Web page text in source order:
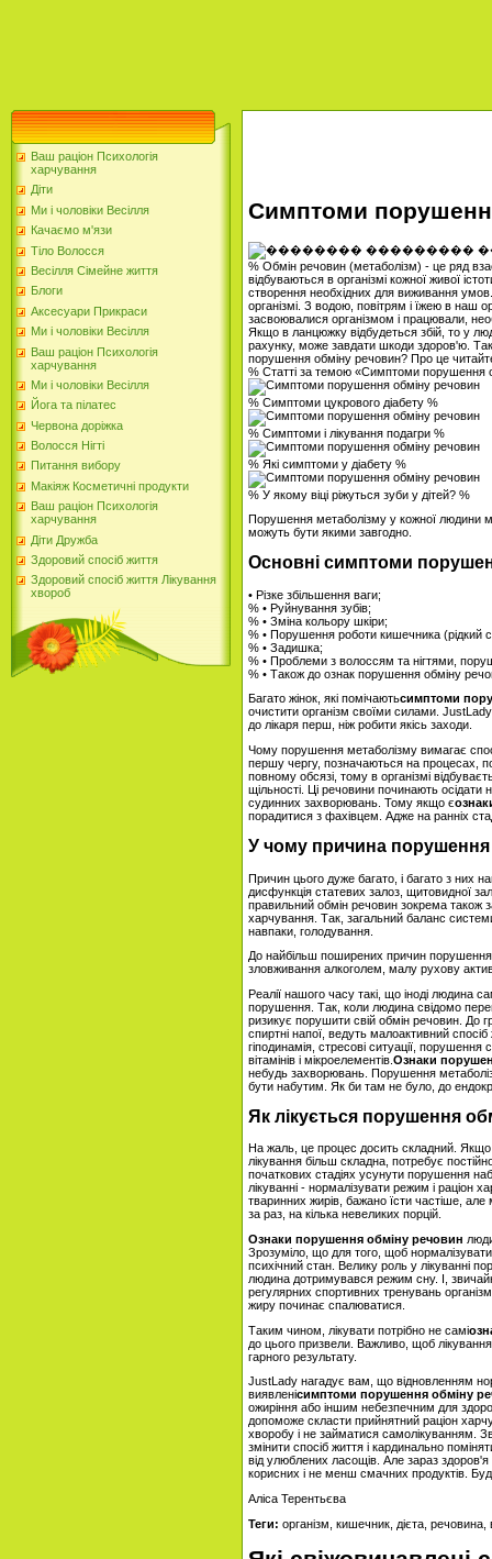
Ваш раціон Психологія
харчування
Діти
Ми і чоловіки Весілля
Качаємо м'язи
Тіло Волосся
Весілля Сімейне життя
Блоги
Аксесуари Прикраси
Ми і чоловіки Весілля
Ваш раціон Психологія
харчування
Ми і чоловіки Весілля
Йога та пілатес
Червона доріжка
Волосся Нігті
Питання вибору
Макіяж Косметичні продукти
Ваш раціон Психологія
харчування
Діти Дружба
Здоровий спосіб життя
Здоровий спосіб життя Лікування
хвороб
Симптоми
% Обмін речовин (метаболізм) - це ряд
відбуваються в організмі кожної живої
створення необхідних для виживання
організмі. З водою, повітрям і їжею в наш
засвоювалися організмом і працювали,
Якщо в ланцюжку відбудеться збій, то у
рахунку, може завдати шкоди здоров'ю.
порушення обміну речовин? Про це
% Статті за темою «Симптоми порушення
% Симптоми цукрового діабету %
% Симптоми і лікування подагри %
% Які симптоми у діабету %
% У якому віці ріжуться зуби у дітей? %
Порушення метаболізму у кожної людини
можуть бути якими завгодно.
Основні симптоми
• Різке збільшення ваги;
% • Руйнування зубів;
% • Зміна кольору шкіри;
% • Порушення роботи кишечника (рідкий
% • Задишка;
% • Проблеми з волоссям та нігтями,
% • Також до ознак порушення обміну
Багато жінок, які помічаютьсимптоми
очистити організм своїми силами.
до лікаря перш, ніж робити якісь заходи.
Чому порушення метаболізму вимагає
першу чергу, позначаються на процесах,
повному обсязі, тому в організмі
щільності. Ці речовини починають осідати
судинних захворювань. Тому якщо є
порадитися з фахівцем. Адже на ранніх
У чому причина порушення
Причин цього дуже багато, і багато з них
дисфункція статевих залоз, щитовидної
правильний обмін речовин зокрема також
харчування. Так, загальний баланс
навпаки, голодування.
До найбільш поширених причин порушення
зловживання алкоголем, малу рухову
Реалії нашого часу такі, що іноді людина
порушення. Так, коли людина свідомо
ризикує порушити свій обмін речовин. До
спиртні напої, ведуть малоактивний
гіподинамія, стресові ситуації,
вітамінів і мікроелементів. Ознаки
небудь захворювань. Порушення
бути набутим. Як би там не було, до
Як лікується порушення
На жаль, це процес досить складний.
лікування більш складна, потребує
початкових стадіях усунути порушення
лікуванні - нормалізувати режим і раціон
тваринних жирів, бажано їсти частіше, але
за раз, на кілька невеликих порцій.
Ознаки порушення обміну речовин
Зрозуміло, що для того, щоб
психічний стан. Велику роль у лікуванні
людина дотримувався режим сну. І,
регулярних спортивних тренувань
жиру починає спалюватися.
Таким чином, лікувати потрібно не самі
до цього призвели. Важливо, щоб
гарного результату.
JustLady нагадує вам, що відновленням
виявленісимптоми порушення обміну
ожиріння або іншим небезпечним для
допоможе скласти прийнятний раціон
хворобу і не займатися самолікуванням.
змінити спосіб життя і кардинально
від улюблених ласощів. Але зараз
корисних і не менш смачних продуктів.
Аліса Терентьєва
Теги: організм, кишечник, дієта,